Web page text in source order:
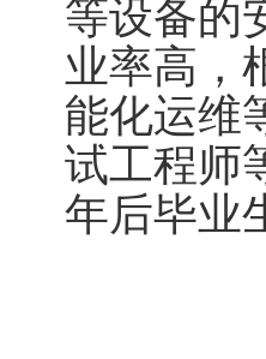
等设备的
业率高，
能化运维
试工程师
年后毕业